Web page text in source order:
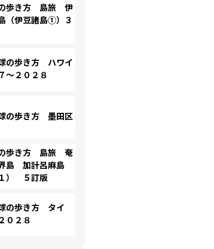
歩き方 島旅 伊
（伊豆諸島①）３
の歩き方 ハワイ
２０２８
の歩き方 墨田区
歩き方 島旅 奄
島 加計呂麻島
１） ５訂版
の歩き方 タイ
０２８